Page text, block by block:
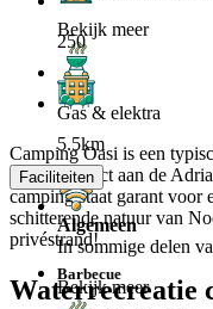
Bekijk meer
Gas & elektra
Camping Oasi is een
ligging, direct aan de
camping staat garant voor
schitterende natuur van
privéstrand!
Waterrecreatie
250
5.5km
In sommige delen
Bekijk meer
Faciliteiten
Algemeen
Barbecue